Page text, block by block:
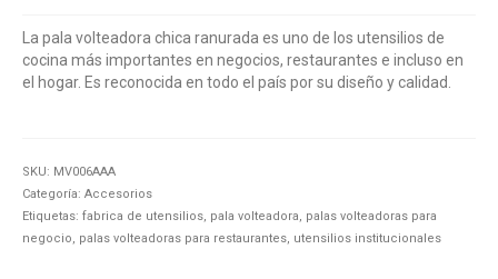
La pala volteadora chica ranurada es uno de los utensilios de
cocina más importantes en negocios, restaurantes e incluso en
el hogar. Es reconocida en todo el país por su diseño y calidad.
SKU: MV006AAA
Categoría: Accesorios
Etiquetas: fabrica de utensilios, pala volteadora, palas volteadoras para
negocio, palas volteadoras para restaurantes, utensilios institucionales